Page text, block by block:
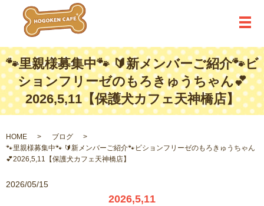
メ
🐾里親様募集中🐾 🔰新メンバーご紹介🐾ビ
ションフリーゼのもろきゅうちゃん💕
2026,5,11【保護犬カフェ天神橋店】
HOME
ブログ
🐾里親様募集中🐾 🔰新メンバーご紹介🐾ビションフリーゼのもろきゅうちゃん
💕2026,5,11【保護犬カフェ天神橋店】
2026/05/15
2026,5,11